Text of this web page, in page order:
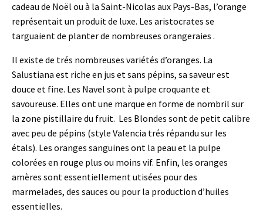
cadeau de Noël ou à la Saint-Nicolas aux Pays-Bas, l’orange
représentait un produit de luxe. Les aristocrates se
targuaient de planter de nombreuses orangeraies .
Il existe de trés nombreuses variétés d’oranges. La
Salustiana est riche en jus et sans pépins, sa saveur est
douce et fine. Les Navel sont à pulpe croquante et
savoureuse. Elles ont une marque en forme de nombril sur
la zone pistillaire du fruit. Les Blondes sont de petit calibre
avec peu de pépins (style Valencia trés répandu sur les
étals). Les oranges sanguines ont la peau et la pulpe
colorées en rouge plus ou moins vif. Enfin, les oranges
amères sont essentiellement utisées pour des
marmelades, des sauces ou pour la production d’huiles
essentielles.